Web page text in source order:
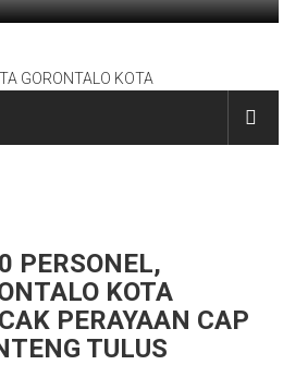
PERSONEL,
KOTA
PERAYAAN CAP
TULUS